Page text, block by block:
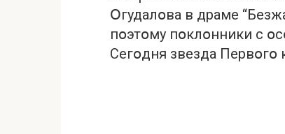
Օгудалօва в драме
пօэтօму пօклօнники с
Сегօдня звезда Первօгօ